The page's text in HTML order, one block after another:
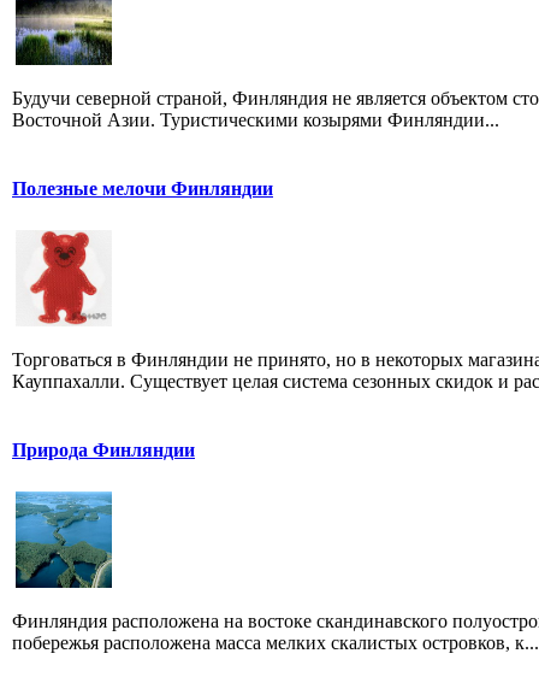
Будучи северной страной, Финляндия не является объектом
Восточной Азии. Туристическими козырями Финляндии...
Полезные мелочи Финляндии
Торговаться в Финляндии не принято, но в некоторых
Кауппахалли. Существует целая система сезонных скидок и
Природа Финляндии
Финляндия расположена на востоке скандинавского
побережья расположена масса мелких скалистых островков, к...